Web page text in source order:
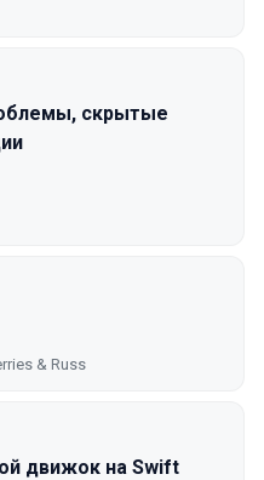
скрытые
& Russ
движок на Swift